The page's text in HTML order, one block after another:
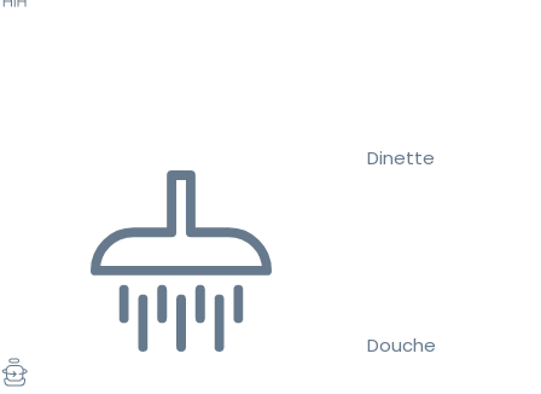
Dinette
Douche